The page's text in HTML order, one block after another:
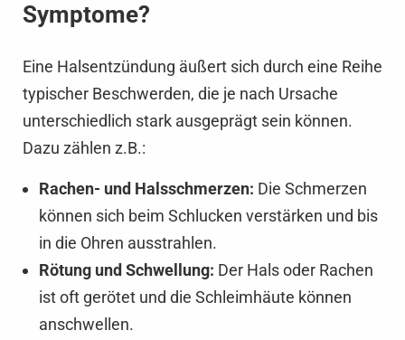
Symptome?
Eine Halsentzündung äußert sich durch eine Reihe
typischer Beschwerden, die je nach Ursache
unterschiedlich stark ausgeprägt sein können.
Dazu zählen z.B.:
Rachen- und Halsschmerzen: Die Schmerzen
können sich beim Schlucken verstärken und bis
in die Ohren ausstrahlen.
Rötung und Schwellung: Der Hals oder Rachen
ist oft gerötet und die Schleimhäute können
anschwellen.